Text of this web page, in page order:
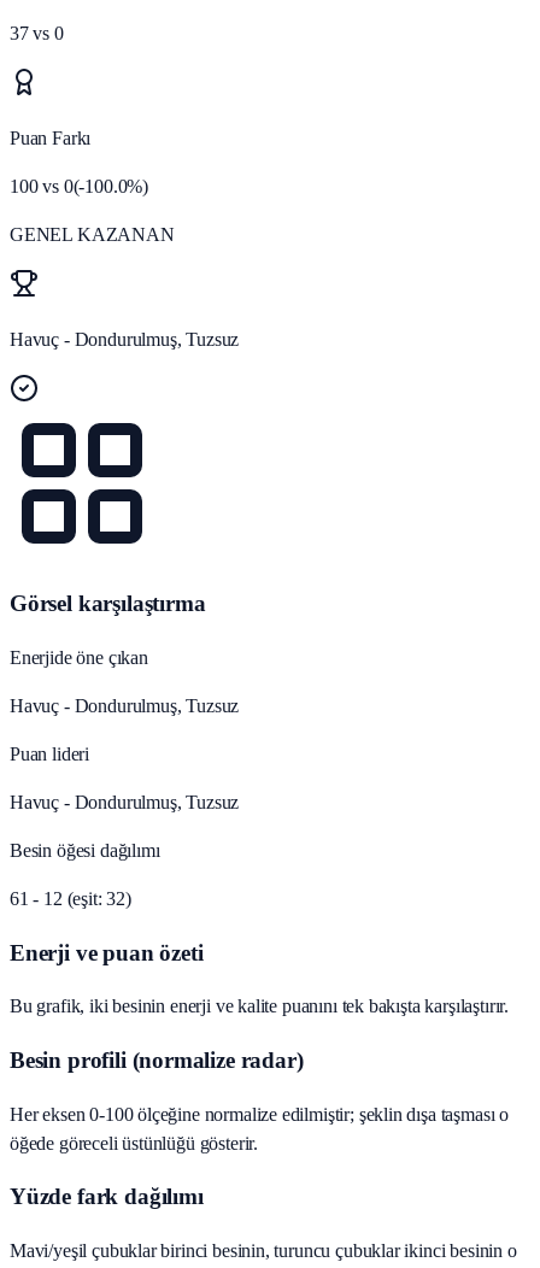
37vs 0
Puan Farkı
100vs 0(-100.0%)
GENEL KAZANAN
Havuç - Dondurulmuş, Tuzsuz
Görsel karşılaştırma
Enerjide öne çıkan
Havuç - Dondurulmuş, Tuzsuz
Puan lideri
Havuç - Dondurulmuş, Tuzsuz
Besin öğesi dağılımı
61 - 12 (eşit: 32)
Enerji ve puan özeti
Bu grafik, iki besinin enerji ve kalite puanını tek bakışta karşılaştırır.
Besin profili (normalize radar)
Her eksen 0-100 ölçeğine normalize edilmiştir; şeklin dışa taşması o
öğede göreceli üstünlüğü gösterir.
Yüzde fark dağılımı
Mavi/yeşil çubuklar birinci besinin, turuncu çubuklar ikinci besinin o